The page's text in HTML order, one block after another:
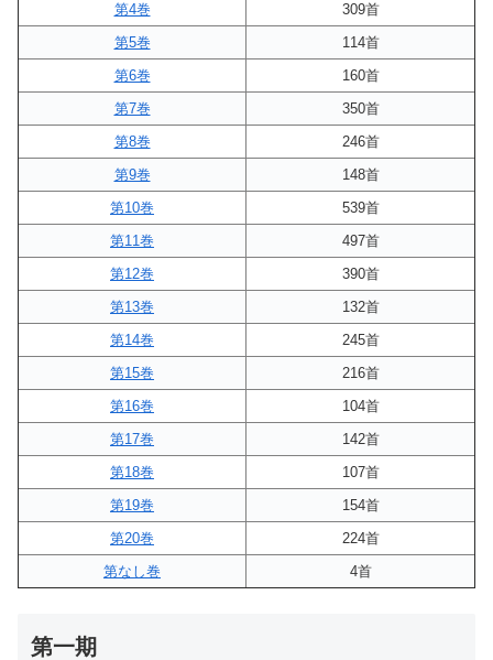
第4巻
309首
第5巻
114首
第6巻
160首
第7巻
350首
第8巻
246首
第9巻
148首
第10巻
539首
第11巻
497首
第12巻
390首
第13巻
132首
第14巻
245首
第15巻
216首
第16巻
104首
第17巻
142首
第18巻
107首
第19巻
154首
第20巻
224首
第なし巻
4首
第一期